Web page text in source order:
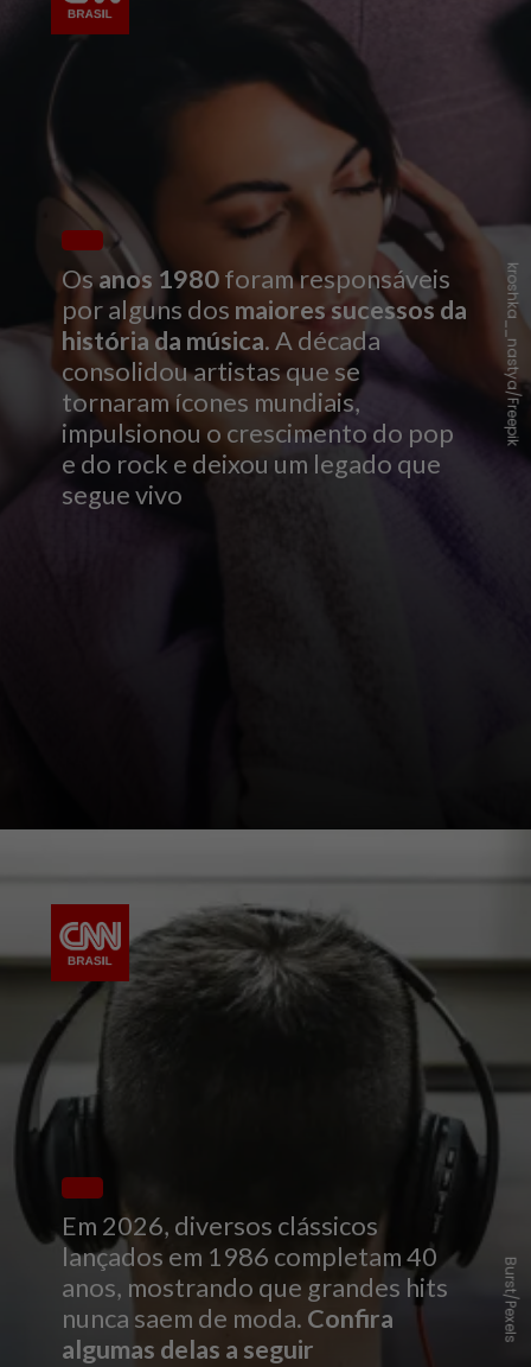
Os anos 1980foram responsáveis
por alguns dos maiores sucessos da
história da música. A década
consolidou artistas que se
tornaram ícones mundiais,
impulsionou o crescimento do pop
e do rock e deixou um legado que
segue vivo
kroshka__nastya/Freepik
Em 2026, diversos clássicos
lançados em 1986 completam 40
anos, mostrando que grandes hits
nunca saem de moda. Confira
algumas delas a seguir
Burst/Pexels